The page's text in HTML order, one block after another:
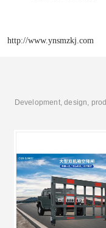
http://www.ynsmzkj.com
Development, design,